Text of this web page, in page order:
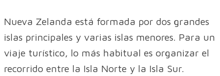
Nueva Zelanda está formada por dos grandes
islas principales y varias islas menores. Para un
viaje turístico, lo más habitual es organizar el
recorrido entre la Isla Norte y la Isla Sur.